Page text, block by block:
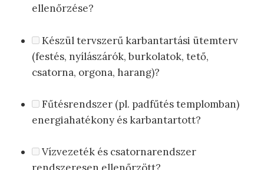
ellenőrzése?
Készül tervszerű karbantartási ütemterv
(festés, nyílászárók, burkolatok, tető,
csatorna, orgona, harang)?
Fűtésrendszer (pl. padfűtés templomban)
energiahatékony és karbantartott?
Vízvezeték és csatornarendszer